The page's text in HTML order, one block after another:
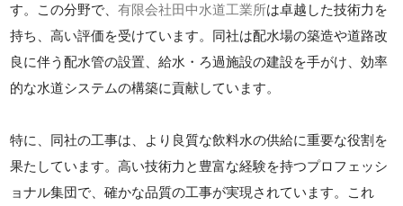
す。この分野で、有限会社田中水道工業所は卓越した技術力を
持ち、高い評価を受けています。同社は配水場の築造や道路改
良に伴う配水管の設置、給水・ろ過施設の建設を手がけ、効率
的な水道システムの構築に貢献しています。
特に、同社の工事は、より良質な飲料水の供給に重要な役割を
果たしています。高い技術力と豊富な経験を持つプロフェッシ
ョナル集団で、確かな品質の工事が実現されています。これ